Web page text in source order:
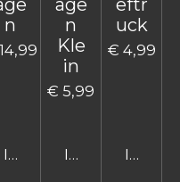
n
In winkelwagen
age
n
Kle
in
€ 5,99
In
eftr
uck
€ 4,99
In